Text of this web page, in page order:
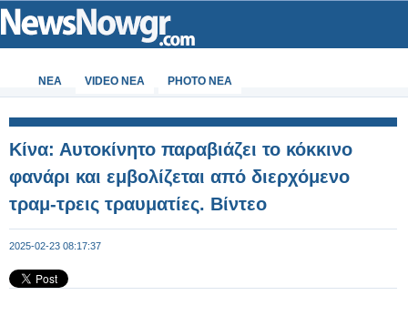
ΝΕΑ VIDEO NEA PHOTO NEA
Κίνα: Αυτοκίνητο παραβιάζει το κόκκινο
φανάρι και εμβολίζεται από διερχόμενο
τραμ-τρεις τραυματίες. Βίντεο
2025-02-23 08:17:37